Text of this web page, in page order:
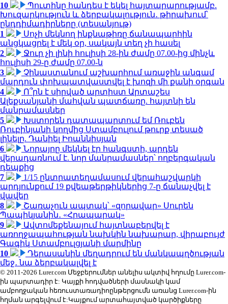
10
Պուտինը հանդես է եկել հայտարարությամբ.
Խուզարկություն և ձերբակալություն․ թիրախում՝
ընդդիմադիրները (տեսանյութ)
1
Սոչի մեկնող ինքնաթիռը ճանապարհին
անցկացրել է մեկ օր, սակայն տեղ չի հասել
2
Ջուր չի լինի հուլիսի 28-ին ժամը 07.00-ից մինչև
հուլիսի 29-ը ժամը 07.00-ն
3
Չինաստանում աշխարհում առաջին անգամ
մարդուն փոխպատվաստվել է խոզի մի քանի օրգան
4
Ո՞րն է սիրված արտիստ Արտաշես
Ալեքսանյանի մահվան պատճառը. հայտնի են
մանրամասներ
5
Խստորեն դատապարտում եմ Ռուբեն
Ռուբինյանի կողմից Ստամբուլում թուրք տեսած
լինելը. Դանիել Իոաննիսյան
6
Նորայրը մեկնել էր հանգստի, արդեն
վերադառնում է. նոր մանրամասներ՝ ողբերգական
դեպքից
7
1/15 ընտրատեղամասում վերահաշվարկի
արդյունքում 19 քվեաթերթիկներից 7-ը ճանաչվել է
վավեր
8
Շառաչուն ապտակ՝ «զորավար» Սուրեն
Պապիկյանին․ «Հրապարակ»
9
Ավտոմեքենայում հայտնաբերվել է
առողջապահության նախկին նախարար, վիրաբույժ
Գագիկ Ստամբուլցյանի մարմինը
10
Դերասանին մեղադրում են մանկապղծության
մեջ․ նա ձերբակալվել է
© 2011-2026 Lurer.com Մեջբերումներ անելիս ակտիվ հղումը Lurer.com-
ին պարտադիր է: Կայքի հոդվածների մասնակի կամ
ամբողջական հեռուստառադիոընթերցումն առանց Lurer.com-ին
հղման արգելվում է:Կայքում արտահայտված կարծիքները